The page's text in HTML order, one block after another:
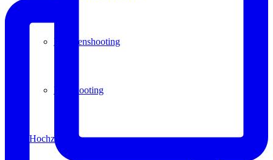
Familienshooting
Paarshooting
Hochzeit